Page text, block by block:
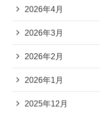
2026年4月
2026年3月
2026年2月
2026年1月
2025年12月